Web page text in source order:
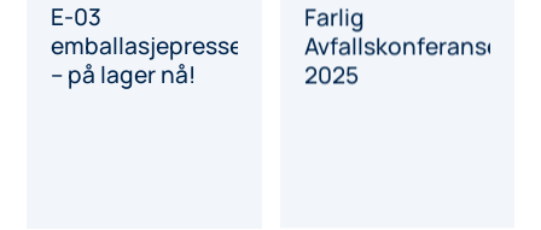
E-03
emballasjepresse
– på lager nå!
Farlig
Avfallskonferansen
2025